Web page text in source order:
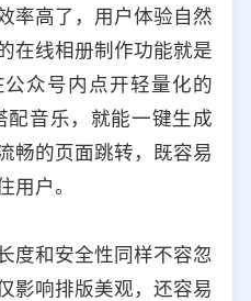
率高了，用户体验自然
在线相册制作功能就是
众号内点开轻量化的
音乐，就能一键生成
畅的页面跳转，既容易
用户。
度和安全性同样不容忽
影响排版美观，还容易